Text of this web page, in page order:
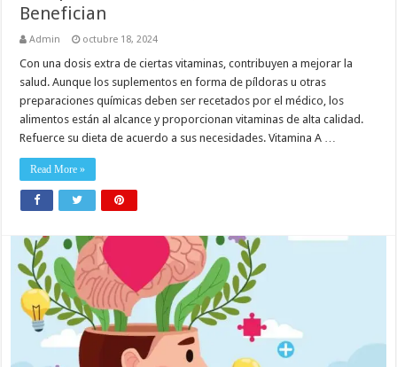
Benefician
Admin octubre 18, 2024
Con una dosis extra de ciertas vitaminas, contribuyen a mejorar la
salud. Aunque los suplementos en forma de píldoras u otras
preparaciones químicas deben ser recetados por el médico, los
alimentos están al alcance y proporcionan vitaminas de alta calidad.
Refuerce su dieta de acuerdo a sus necesidades. Vitamina A …
Read More »